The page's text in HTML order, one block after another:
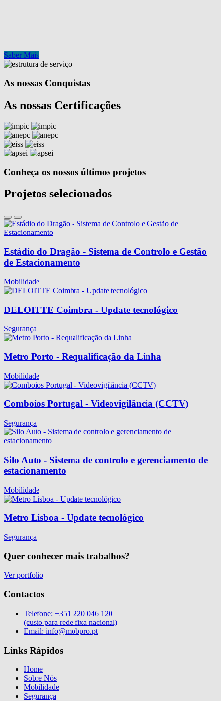
Saber Mais
As nossas Conquistas
As nossas Certificações
Conheça os nossos últimos projetos
Projetos selecionados
Estádio do Dragão - Sistema de Controlo e Gestão
de Estacionamento
Mobilidade
DELOITTE Coimbra - Update tecnológico
Segurança
Metro Porto - Requalificação da Linha
Mobilidade
Comboios Portugal - Videovigilância (CCTV)
Segurança
Silo Auto - Sistema de controlo e gerenciamento de
estacionamento
Mobilidade
Metro Lisboa - Update tecnológico
Segurança
Quer conhecer mais trabalhos?
Ver portfolio
Contactos
Telefone: +351 220 046 120
(custo para rede fixa nacional)
Email: info@mobpro.pt
Links Rápidos
Home
Sobre Nós
Mobilidade
Segurança